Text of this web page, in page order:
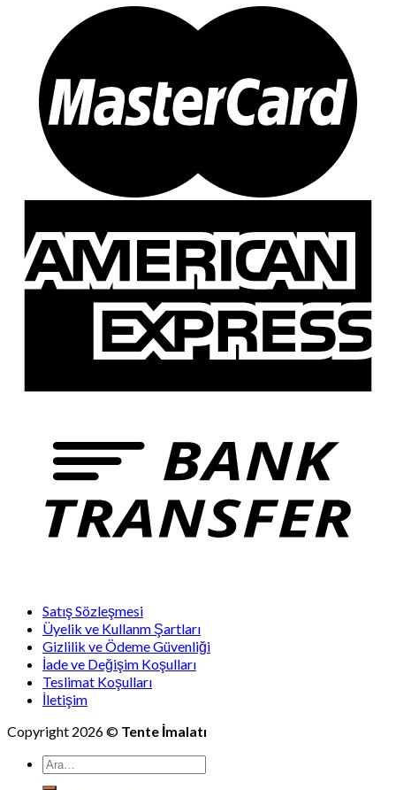
Satış Sözleşmesi
Üyelik ve Kullanm Şartları
Gizlilik ve Ödeme Güvenliği
İade ve Değişim Koşulları
Teslimat Koşulları
İletişim
Copyright 2026 © Tente İmalatı
Ara: